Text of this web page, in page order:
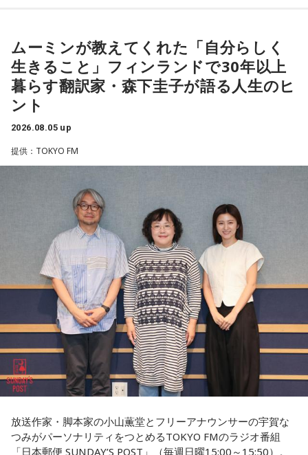
って言うわ（笑）」と納得の様子でした。
◆「会社は宇宙なんですよ」社長だからこそ見える景色
企業理念として掲げる「ハグレモノをツワモノに」につい
て、「まだ大人に見つかっていない若い才能を見つけてき
プで将来スターになる若者を見つけ出すような感覚に近いと
話します。
実際には、店舗スタッフとして入社した若手がSNS運用を担
当し、動画をバズらせるようになると商品企画へ、さらにブ
ランドプロデューサーへとステップアップしていく仕組みに
なっているそうです。きゃりーは「階段を上がっていくん
だ！」と感心しながら耳を傾けていました。
会社経営の魅力について尋ねられると、ゆとりくんは「会社
って脳みそなんで、宇宙なんですよ」と独特な表現で回答し
ます。「自分が想像したことは全部実現できる可能性があ
る」と語り、音楽のように声質とか身体的な制約がある表現
とは異なり、会社経営には発想次第でどこまでも挑戦できる
自由さがあると説明しました。
さらに、経営について特別に勉強した経験はほとんどないと
しれないけれど、基本はいろいろと失敗しながら覚えてき
た」と振り返りました。
（左から）パーソナリティのきゃりーぱみゅぱみゅ、株式会
社yutori代表取締役社長 片石貴展さん（ゆとりくん）
ゆとりくんは、Z世代向けアパレルブランドを数多く手がけ、
2023年にはアパレル業界史上最年少で上場を果たしたことで
大きな注目を集めています。きゃりーは「いろんな人から
気になっていました」と語り、今回の出演を熱烈オファーし
たことを明かします。
◆「今いちばんすごい人」と聞いて実現した初対談
きゃりーは、いろんなところからゆとりくんのお話を聞くこ
とが多かったそうで、クリエイティブディレクター・千原徹
也さんとのランチでも「今、きゃりーちゃんくらいの世代で
一番すごいんじゃないかな」と名前が挙がり、その後、ゆと
りくんのYouTubeチャンネルにOKAMOTO’Sのレイジさんが
出演していた回を見て「すごく話しやすそうな人だなと思っ
た」と興味を持ったそうです。
一方のゆとりくんも、きゃりーについて「物心ついたときか
月違いという共通点に加え、10代向けカルチャー・ファッシ
ョン誌「HR」の同じ号に掲載されていたことも判明し、2人
は当時を懐かしく振り返ります。ゆとりくんは「僕はスナッ
ムーミンが教えてくれた「自分らしく
生きること」フィンランドで30年以上
暮らす翻訳家・森下圭子が語る人生のヒ
ント
2026.08.05 up
提供：TOKYO FM
放送作家・脚本家の小山薫堂とフリーアナウンサーの宇賀な
つみがパーソナリティをつとめるTOKYO FMのラジオ番組
「日本郵便 SUNDAY’S POST」（毎週日曜15:00～15:50）。